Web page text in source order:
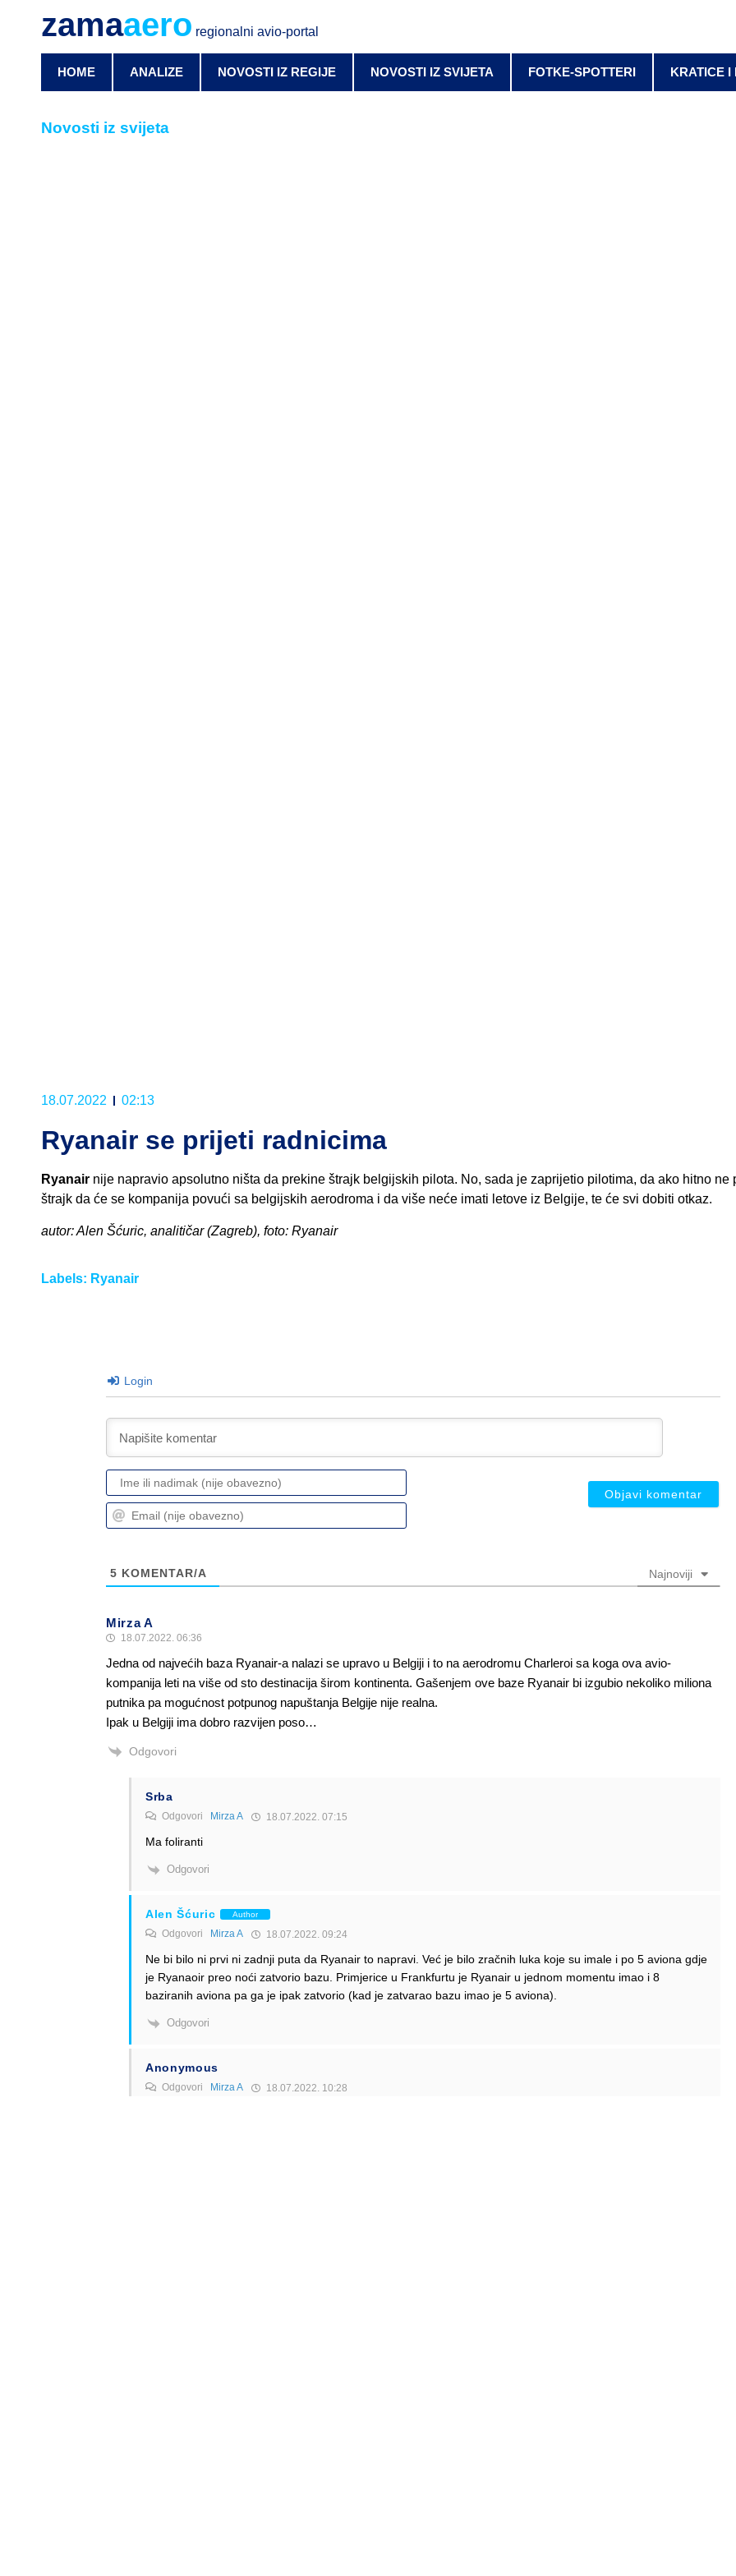
zamaaero regionalni avio-portal
HOME ANALIZE NOVOSTI IZ REGIJE NOVOSTI IZ SVIJETA FOTKE-SPOTTERI KRATICE I
Novosti iz svijeta
18.07.2022 02:13
Ryanair se prijeti radnicima
Ryanair nije napravio apsolutno ništa da prekine štrajk belgijskih pilota. No, sada je zaprijetio pilotima, da ako hitno ne
štrajk da će se kompanija povući sa belgijskih aerodroma i da više neće imati letove iz Belgije, te će svi dobiti otkaz.
autor: Alen Šćuric, analitičar (Zagreb), foto: Ryanair
Labels: Ryanair
Login
Ime
ili
nadimak
Email
(nije
5 KOMENTAR/A Najnoviji
Mirza A
18.07.2022. 06:36
Jedna od najvećih baza Ryanair-a nalazi se upravo u Belgiji i to na aerodromu Charleroi sa koga ova avio-
kompanija leti na više od sto destinacija širom kontinenta. Gašenjem ove baze Ryanair bi izgubio nekoliko miliona
putnika pa mogućnost potpunog napuštanja Belgije nije realna.
Ipak u Belgiji ima dobro razvijen poso…
Odgovori
Srba
Odgovori Mirza A 18.07.2022. 07:15
Ma foliranti
Odgovori
Alen Šćuric Author
Odgovori Mirza A 18.07.2022. 09:24
Ne bi bilo ni prvi ni zadnji puta da Ryanair to napravi. Već je bilo zračnih luka koje su imale i po 5 aviona gdje
je Ryanaoir preo noći zatvorio bazu. Primjerice u Frankfurtu je Ryanair u jednom momentu imao i 8
baziranih aviona pa ga je ipak zatvorio (kad je zatvarao bazu imao je 5 aviona).
Odgovori
Anonymous
Odgovori Mirza A 18.07.2022. 10:28